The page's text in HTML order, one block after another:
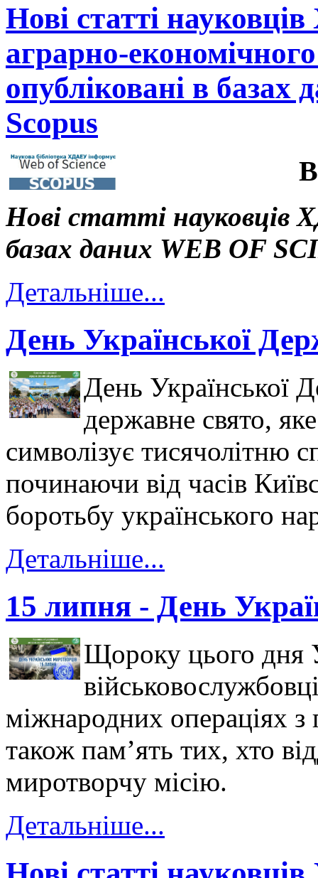
Нові статті
аграрно-економічного
опубліковані в базах
Scopus
Нові статті науковців
базах даних WEB OF
Детальніше...
День Української
День Української
державне свято,
символізує тисячолітню
починаючи від часів
боротьбу українського
Детальніше...
15 липня - День
Щороку цього дня
міжнародних операціях
також пам’ять тих, хто
миротворчу місію.
Детальніше...